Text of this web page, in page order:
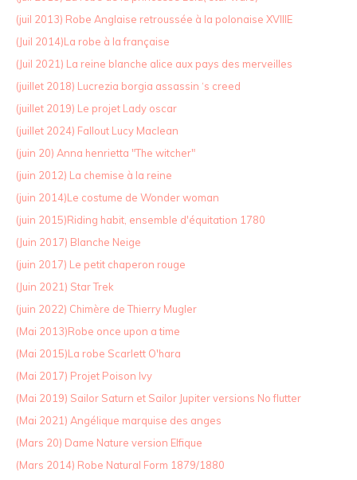
(juil 2013) Robe Anglaise retroussée à la polonaise XVIIIE
(Juil 2014)La robe à la française
(Juil 2021) La reine blanche alice aux pays des merveilles
(juillet 2018) Lucrezia borgia assassin ‘s creed
(juillet 2019) Le projet Lady oscar
(juillet 2024) Fallout Lucy Maclean
(juin 20) Anna henrietta "The witcher"
(juin 2012) La chemise à la reine
(juin 2014)Le costume de Wonder woman
(juin 2015)Riding habit, ensemble d'équitation 1780
(Juin 2017) Blanche Neige
(juin 2017) Le petit chaperon rouge
(Juin 2021) Star Trek
(juin 2022) Chimère de Thierry Mugler
(Mai 2013)Robe once upon a time
(Mai 2015)La robe Scarlett O'hara
(Mai 2017) Projet Poison Ivy
(Mai 2019) Sailor Saturn et Sailor Jupiter versions No flutter
(Mai 2021) Angélique marquise des anges
(Mars 20) Dame Nature version Elfique
(Mars 2014) Robe Natural Form 1879/1880